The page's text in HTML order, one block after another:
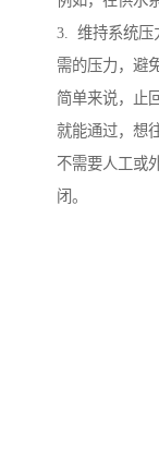
3. 维持系统压
需的压力，避
简单来说，止
就能通过，想
不需要人工或
闭。